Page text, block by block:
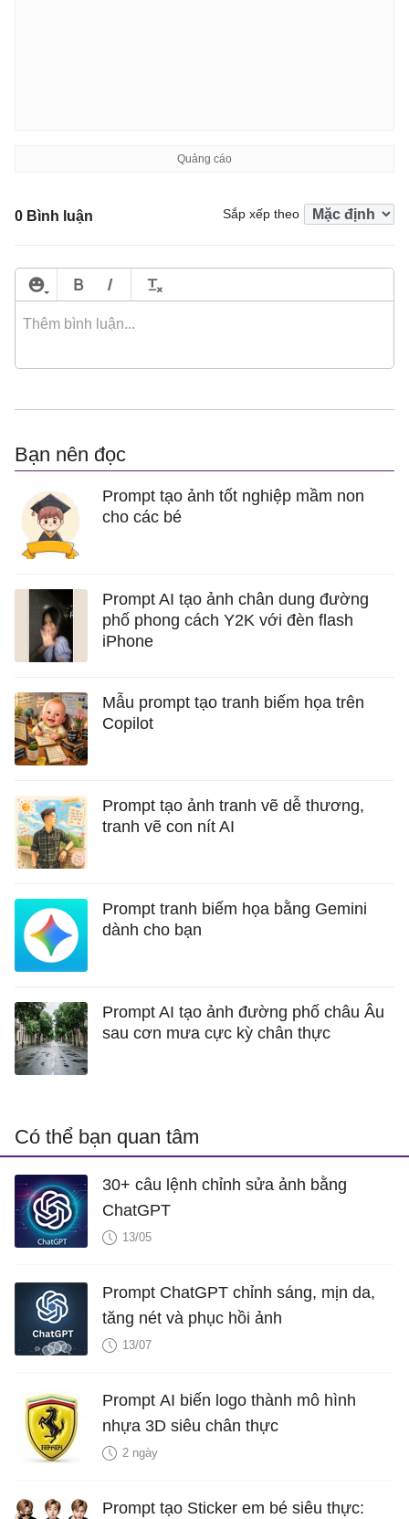
0 Bình luận Sắp xếp theo
Bạn nên đọc
Prompt tạo ảnh tốt nghiệp mầm non
cho các bé
Prompt AI tạo ảnh chân dung đường
phố phong cách Y2K với đèn flash
iPhone
Mẫu prompt tạo tranh biếm họa trên
Copilot
Prompt tạo ảnh tranh vẽ dễ thương,
tranh vẽ con nít AI
Prompt tranh biếm họa bằng Gemini
dành cho bạn
Prompt AI tạo ảnh đường phố châu Âu
sau cơn mưa cực kỳ chân thực
Có thể bạn quan tâm
30+ câu lệnh chỉnh sửa ảnh bằng
ChatGPT
13/05
Prompt ChatGPT chỉnh sáng, mịn da,
tăng nét và phục hồi ảnh
13/07
Prompt AI biến logo thành mô hình
nhựa 3D siêu chân thực
2 ngày
Prompt tạo Sticker em bé siêu thực: